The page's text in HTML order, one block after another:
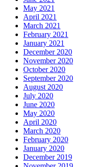
May 2021
April 2021
March 2021
February 2021
January 2021
December 2020
November 2020
October 2020
September 2020
August 2020
July 2020
June 2020
May 2020
April 2020
March 2020
February 2020
January 2020
December 2019